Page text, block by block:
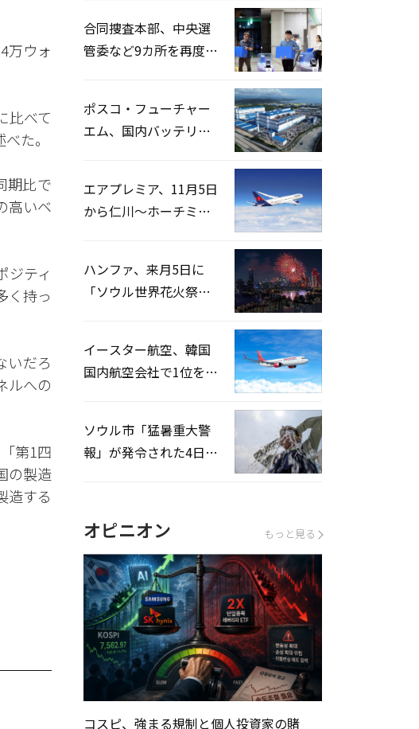
万ウォ
比べて
た。
期比で
高いベ
ジティ
く持っ
いだろ
ルへの
第1四
の製造
造する
合同捜査本部、中央選
管委など9カ所を再度家
ポスコ・フューチャー
エム、国内バッテリー
エアプレミア、11月5日
から仁川〜ホーチミン
ハンファ、来月5日に
「ソウル世界花火祭り
イースター航空、韓国
国内航空会社で1位を記
ソウル市「猛暑重大警
報」が発令された4日、
オピニオン もっと見る
コスピ、強まる規制と個人投資家の賭